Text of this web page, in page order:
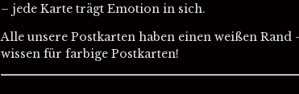
– jede Karte trägt Emotion in sich.
Alle unsere Postkarten haben einen weißen Rand
wissen für farbige Postkarten!